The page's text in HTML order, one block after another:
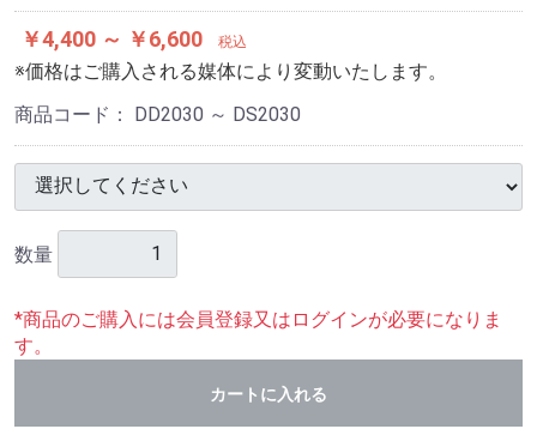
￥4,400 ～ ￥6,600 税込
※価格はご購入される媒体により変動いたします。
商品コード： DD2030 ～ DS2030
数量
*商品のご購入には会員登録又はログインが必要になりま
す。
カートに入れる